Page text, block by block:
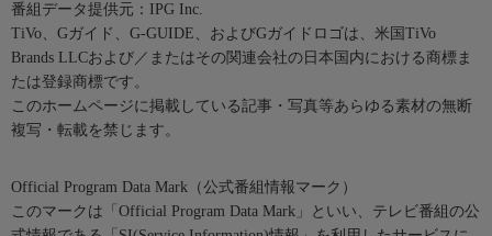
番組データ提供元：IPG Inc.
TiVo、Gガイド、G-GUIDE、およびGガイドロゴは、米国TiVo
Brands LLCおよび／またはその関連会社の日本国内における商標ま
たは登録商標です。
このホームページに掲載している記事・写真等あらゆる素材の無断
複写・転載を禁じます。
Official Program Data Mark（公式番組情報マーク）
このマークは「Official Program Data Mark」といい、テレビ番組の公